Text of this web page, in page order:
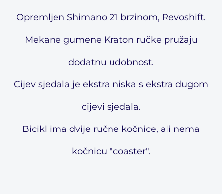
Opremljen Shimano 21 brzinom, Revoshift.
Mekane gumene Kraton ručke pružaju
dodatnu udobnost.
Cijev sjedala je ekstra niska s ekstra dugom
cijevi sjedala.
Bicikl ima dvije ručne kočnice, ali nema
kočnicu "coaster".